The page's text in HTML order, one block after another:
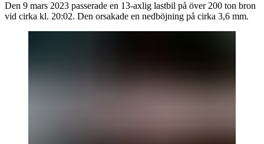
Den 9 mars 2023 passerade en 13-axlig lastbil på över 200 ton bron
vid cirka kl. 20:02. Den orsakade en nedböjning på cirka 3,6 mm.